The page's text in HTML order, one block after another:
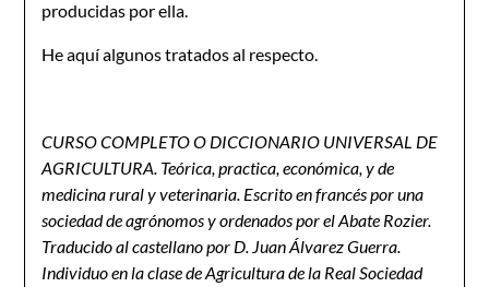
producidas por ella.
He aquí algunos tratados al respecto.
CURSO COMPLETO O DICCIONARIO UNIVERSAL DE
AGRICULTURA. Teórica, practica, económica, y de
medicina rural y veterinaria. Escrito en francés por una
sociedad de agrónomos y ordenados por el Abate Rozier.
Traducido al castellano por D. Juan Álvarez Guerra.
Individuo en la clase de Agricultura de la Real Sociedad